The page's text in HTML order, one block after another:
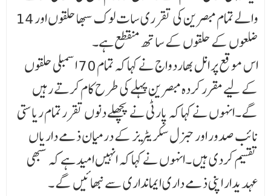
والے تمام مبصرین کی تقرری سات لوک سبھا حلقوں اور 14
ضلعوں کے حلقوں کے ساتھ منقطع ہے۔
اس موقع پر انل بھاردواج نے کہا کہ تمام 70 اسمبلی حلقوں
کے لیے مقرر کردہ مبصرین پہلے کی طرح کام کرتے رہیں
گے۔انہوں نے کہا کہ پارٹی نے پچھلے دنوں تقرر تمام ریاستی
نائب صدور اور جنرل سکریٹریز کے درمیان ذمے داریاں
تقسیم کردی ہیں ۔انہوں نے کہا کہ انہیں امید ہے کہ سبھی
عہدیدار اپنی ذمے داری ایمانداری سے نبھائیں گے ۔